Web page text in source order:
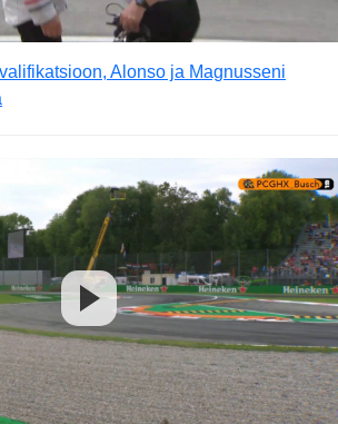
Alonso ja Magnusseni